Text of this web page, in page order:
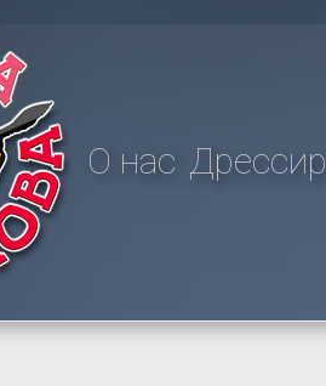
О нас